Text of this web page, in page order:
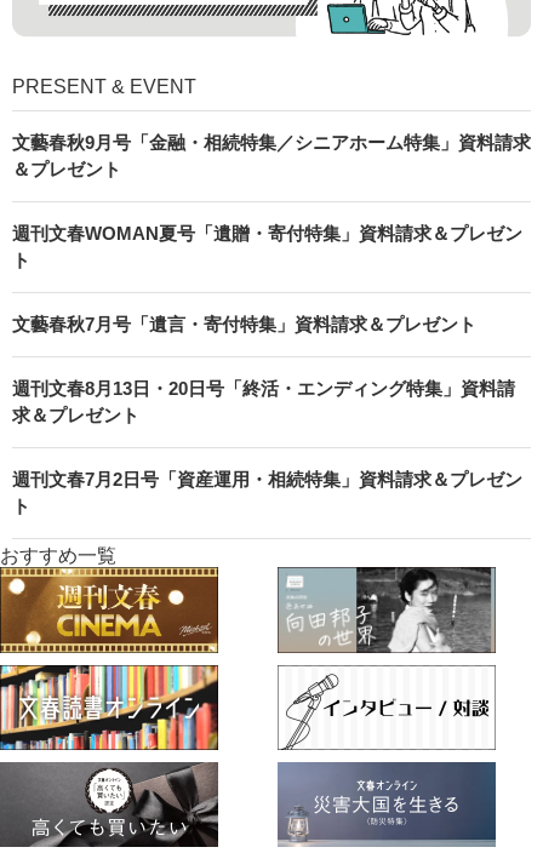
PRESENT & EVENT
文藝春秋9月号「金融・相続特集／シニアホーム特集」資料請求
＆プレゼント
週刊文春WOMAN夏号「遺贈・寄付特集」資料請求＆プレゼン
ト
文藝春秋7月号「遺言・寄付特集」資料請求＆プレゼント
週刊文春8月13日・20日号「終活・エンディング特集」資料請
求＆プレゼント
週刊文春7月2日号「資産運用・相続特集」資料請求＆プレゼン
ト
おすすめ一覧